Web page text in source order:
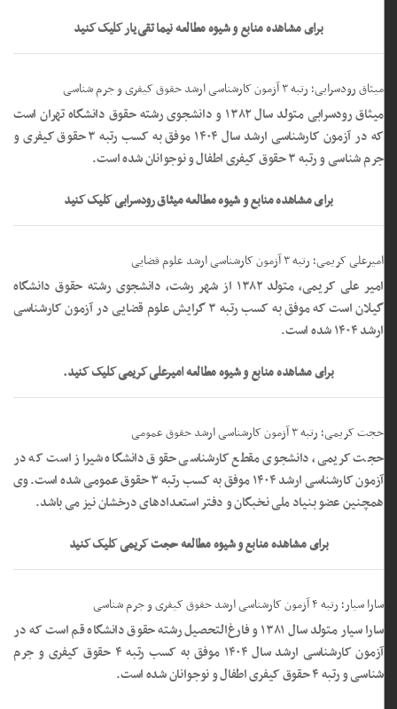
برای مشاهده منابع و شیوه مطالعه نیما تقی‌یار کلیک کنید
میثاق رودسرابی؛ رتبه ۳ آزمون کارشناسی ارشد حقوق کیفری و جرم شناسی
میثاق رودسرابی متولد سال ۱۳۸۲ و دانشجوی رشته حقوق دانشگاه تهران است
که در آزمون کارشناسی ارشد سال ۱۴۰۴ موفق به کسب رتبه ۳ حقوق کیفری و
جرم شناسی و رتبه ۳ حقوق کیفری اطفال و نوجوانان شده است.
برای مشاهده منابع و شیوه مطالعه میثاق رودسرابی کلیک کنید
امیرعلی کریمی؛ رتبه ۳ آزمون کارشناسی ارشد علوم قضایی
امیر علی کریمی، متولد ۱۳۸۲ از شهر رشت، دانشجوی رشته حقوق دانشگاه
گیلان است که موفق به کسب رتبه ۳ گرایش علوم قضایی در آزمون کارشناسی
ارشد ۱۴۰۴ شده است.
برای مشاهده منابع و شیوه مطالعه امیرعلی کریمی کلیک کنید.
حجت کریمی؛ رتبه ۳ آزمون کارشناسی ارشد حقوق عمومی
حجت کریمی، دانشجوی مقطع کارشناسی حقوق دانشگاه شیراز است که در
آزمون کارشناسی ارشد ۱۴۰۴ موفق به کسب رتبه ۳ حقوق عمومی شده است. وی
همچنین عضو بنیاد ملی نخبگان و دفتر استعدادهای درخشان نیز می باشد.
برای مشاهده منابع و شیوه مطالعه حجت کریمی کلیک کنید
سارا سیار؛ رتبه ۴ آزمون کارشناسی ارشد حقوق کیفری و جرم شناسی
سارا سیار متولد سال ۱۳۸۱ و فارغ‌التحصیل رشته حقوق دانشگاه قم است که در
آزمون کارشناسی ارشد سال ۱۴۰۴ موفق به کسب رتبه ۴ حقوق کیفری و جرم
شناسی و رتبه ۴ حقوق کیفری اطفال و نوجوانان شده است.